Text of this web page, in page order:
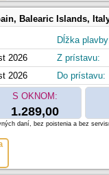
Balearic Islands,
2026
2026
Dĺžka
Z prístavu:
Do prístavu:
S OKNOM:
1.289,00
daní, bez poistenia a bez